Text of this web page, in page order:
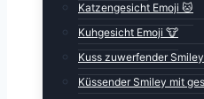
Katzengesicht Emoji 🐱
Kuhgesicht Emoji 🐮
Kuss zuwerfender
Küssender Smiley mit